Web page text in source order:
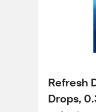
Refresh
Drops,